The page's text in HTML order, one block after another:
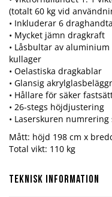
(totalt 60 kg vid
• Inkluderar 6
• Mycket jämn dragkraft
• Låsbultar av
kullager
• Oelastiska dragkablar
• Glansig
• Hållare för säker
• 26-stegs höjdjustering
• Laserskuren
Mått: höjd 198 cm x
Total vikt: 110 kg
Teknisk information